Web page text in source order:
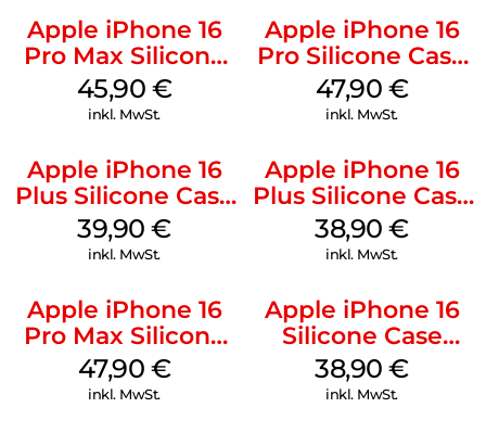
Apple iPhone 16
Pro Max Silicone
Case MagSafe
Ultramarine
45,90 €
inkl. MwSt.
Apple iPhone 16
Pro Silicone Case
MagSafe Denim
47,90 €
inkl. MwSt.
Apple iPhone 16
Plus Silicone Case
MagSafe Plum
39,90€
inkl. MwSt.
Apple iPhone 16
Plus Silicone Case
MagSafe Denim
38,90€
inkl. MwSt.
Apple iPhone 16
Pro Max Silicone
Case MagSafe
Black
47,90 €
inkl. MwSt.
Apple iPhone 16
Silicone Case
MagSafe
Ultramarine
38,90€
inkl. MwSt.